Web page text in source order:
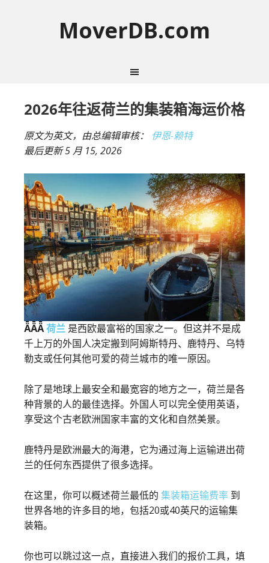
MoverDB.com
2026年往返荷兰的集装箱海运价格
原文为英文，由总编辑审核： 伊恩-赖特
最后更新5 月 15, 2026
ǞǞǞ荷兰 是西欧最富裕的国家之一。但这并不是成
千上万的外国人决定搬到阿姆斯特丹、鹿特丹、乌特
勒支或任何其他可爱的荷兰城市的唯一原因。
除了是地球上最安全和最宽容的地方之一，荷兰是各
种背景的人的最佳选择。外国人可以完全使用英语，
享受这个古老欧洲国家丰富的文化和自然美景。
鹿特丹是欧洲最大的海港，它为通过海上运输进出荷
兰的任何东西提供了很多选择。
在这里，你可以概述荷兰最低的 集装箱运输费率 到
世界各地的许多目的地，包括20或40英尺的运输集
装箱。
你也可以跳过这一点，直接进入我们的报价工具，填